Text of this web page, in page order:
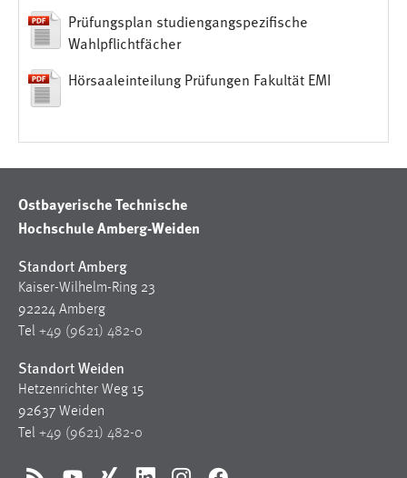
Prüfungsplan studiengangspezifische
Wahlpflichtfächer
Hörsaaleinteilung Prüfungen Fakultät EMI
Ostbayerische Technische
Hochschule Amberg-Weiden
Standort Amberg
Kaiser-Wilhelm-Ring 23
92224 Amberg
Tel +49 (9621) 482-0
Standort Weiden
Hetzenrichter Weg 15
92637 Weiden
Tel +49 (9621) 482-0
Login
Name:
fe_user, be_user, be_lastLoginProvider
Dieser Cookie ist notwendig um sich an der Website
Cookie Laufzeit:
STATISTIK
Statistik Cookies erfassen Informationen anonym.
Diese Informationen helfen uns zu verstehen, wie
unsere Besucher unsere Website nutzen.
Matomo
Name: